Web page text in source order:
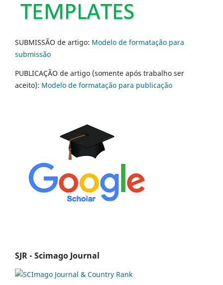
SUBMISSÃO de artigo: Modelo de formatação para
submissão
PUBLICAÇÃO de artigo (somente após trabalho ser
aceito): Modelo de formatação para publicação
SJR - Scimago Journal